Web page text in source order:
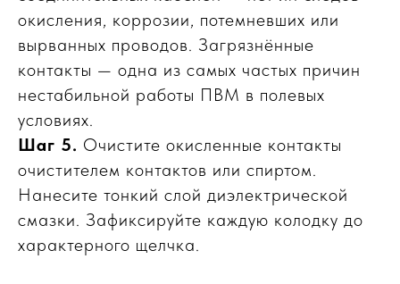
окисления, коррозии, потемневших или
вырванных проводов. Загрязнённые
контакты — одна из самых частых причин
нестабильной работы ПВМ в полевых
условиях.
Шаг 5. Очистите окисленные контакты
очистителем контактов или спиртом.
Нанесите тонкий слой диэлектрической
смазки. Зафиксируйте каждую колодку до
характерного щелчка.